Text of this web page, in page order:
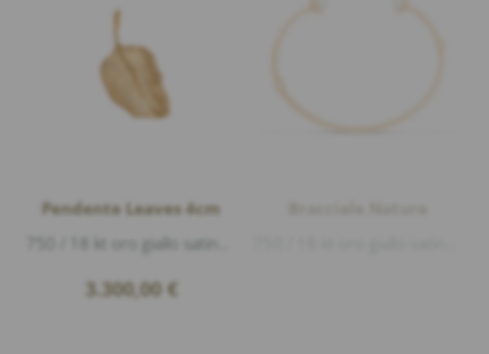
Pendente Leaves 4cm
3.300,00 €